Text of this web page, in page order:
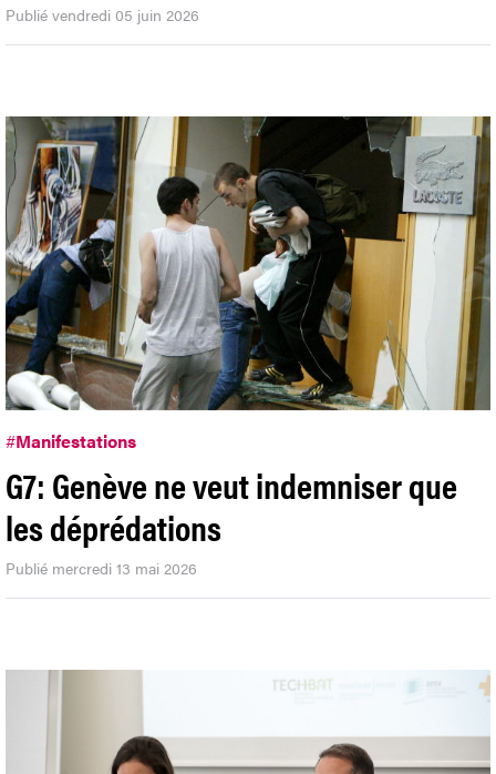
Publié vendredi 05 juin 2026
#Manifestations
G7: Genève ne veut indemniser que
les déprédations
Publié mercredi 13 mai 2026